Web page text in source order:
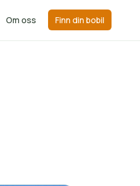
Om oss Finn din bobil